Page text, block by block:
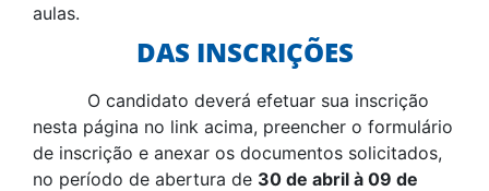
aulas.
DAS INSCRIÇÕES
O candidato deverá efetuar sua inscrição
nesta página no link acima, preencher o formulário
de inscrição e anexar os documentos solicitados,
no período de abertura de 30 de abril à 09 de